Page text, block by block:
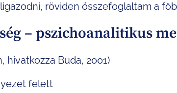
röviden összefoglaltam a
– pszichoanalitikus
hivatkozza Buda, 2001)
felett